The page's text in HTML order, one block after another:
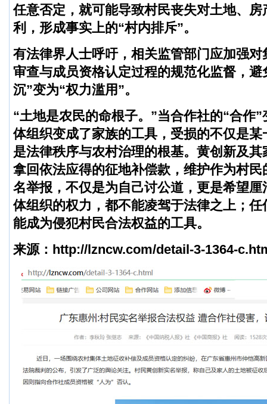
任意否定，就可能导致村民丧失对土地、
利，形成事实上的“村内排斥”。
有法律界人士呼吁，相关监管部门应加强
审查与成员资格认定过程的规范化监督，避
沉”变为“权力滥用”。
“土地是农民的命根子。”当合作社的“合作
体组织变成了家族的工具，受损的不仅是
是法律秩序与农村治理的根基。黄创新及
拿回依法应得的征地补偿款，维护作为村
名举报，不仅是为自己讨公道，更是希望
体组织的权力，都不能凌驾于法律之上；任
能成为侵犯村民合法权益的工具。
来源： http://lzncw.com/detail-3-1364-